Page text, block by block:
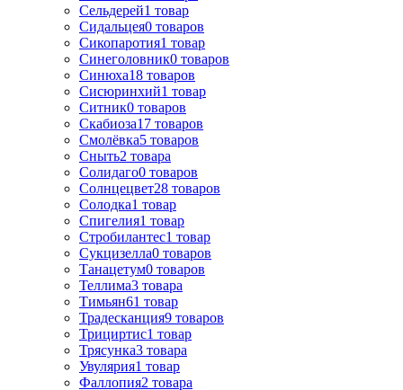
Сельдерей1 товар
Сидальцея0 товаров
Сикопаротия1 товар
Синеголовник0 товаров
Синюха18 товаров
Сисюринхий1 товар
Ситник0 товаров
Скабиоза17 товаров
Смолёвка5 товаров
Сныть2 товара
Солидаго0 товаров
Солнцецвет28 товаров
Солодка1 товар
Спигелия1 товар
Стробилантес1 товар
Сукцизелла0 товаров
Танацетум0 товаров
Теллима3 товара
Тимьян61 товар
Традесканция9 товаров
Трициртис1 товар
Трясунка3 товара
Увулярия1 товар
Фаллопия2 товара